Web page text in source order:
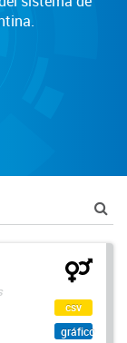
csv
gráfico